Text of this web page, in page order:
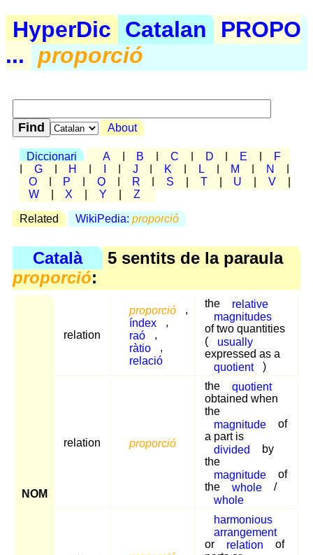
HyperDic Catalan
PROPO
... proporció
About
Diccionari A B C D E
F
G H J K L M N
O
P Q R S T U V
W
X Y Z
Related WikiPedia: proporció
Català
5 sentits de la paraula
proporció:
NOM
relation
proporció
,
índex
,
raó
,
ràtio
,
relació
the
relative
magnitudes
of two quantities
(
usually
expressed as a
quotient
)
relation proporció
the
quotient
obtained when
the
magnitude
of
a part is
divided
by
the
magnitude
of
the
whole
/
whole
harmonious
arrangement
or
relation
of